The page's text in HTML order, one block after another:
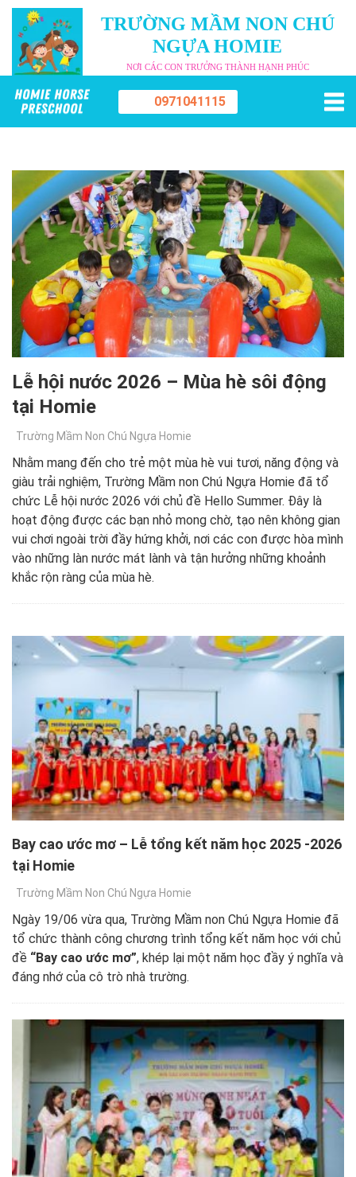
TRƯỜNG MẦM NON CHÚ
NGỰA HOMIE
NƠI CÁC CON TRƯỞNG THÀNH HẠNH PHÚC
0971041115
Lễ hội nước 2026 – Mùa hè sôi động
tại Homie
Trường Mầm Non Chú Ngựa Homie
Nhằm mang đến cho trẻ một mùa hè vui tươi, năng động và
giàu trải nghiệm, Trường Mầm non Chú Ngựa Homie đã tổ
chức Lễ hội nước 2026 với chủ đề Hello Summer. Đây là
hoạt động được các bạn nhỏ mong chờ, tạo nên không gian
vui chơi ngoài trời đầy hứng khởi, nơi các con được hòa mình
vào những làn nước mát lành và tận hưởng những khoảnh
khắc rộn ràng của mùa hè.
Bay cao ước mơ – Lễ tổng kết năm học 2025 -2026
tại Homie
Trường Mầm Non Chú Ngựa Homie
Ngày 19/06 vừa qua, Trường Mầm non Chú Ngựa Homie đã
tổ chức thành công chương trình tổng kết năm học với chủ
đề “Bay cao ước mơ”, khép lại một năm học đầy ý nghĩa và
đáng nhớ của cô trò nhà trường.